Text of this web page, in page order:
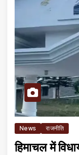
News राजनीति
हिमाचल में